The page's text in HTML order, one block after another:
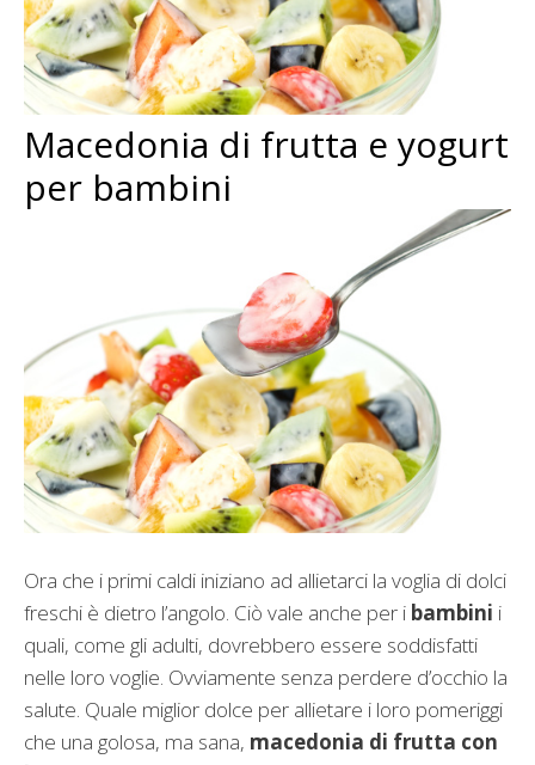
Macedonia di frutta e yogurt
per bambini
Ora che i primi caldi iniziano ad allietarci la voglia di dolci
freschi è dietro l’angolo. Ciò vale anche per i bambini i
quali, come gli adulti, dovrebbero essere soddisfatti
nelle loro voglie. Ovviamente senza perdere d’occhio la
salute. Quale miglior dolce per allietare i loro pomeriggi
che una golosa, ma sana, macedonia di frutta con